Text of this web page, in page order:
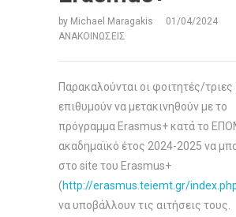
by Michael Maragakis
01/04/2024
ΑΝΑΚΟΙΝΏΣΕΙΣ
Παρακαλούνται οι φοιτητές/τριες
επιθυμούν να μετακινηθούν με το
πρόγραμμα Erasmus+ κατά το
ακαδημαϊκό έτος 2024-2025 να
στο site του Erasmus+
(http://erasmus.teiemt.gr/
να υποβάλλουν τις αιτήσεις τους.